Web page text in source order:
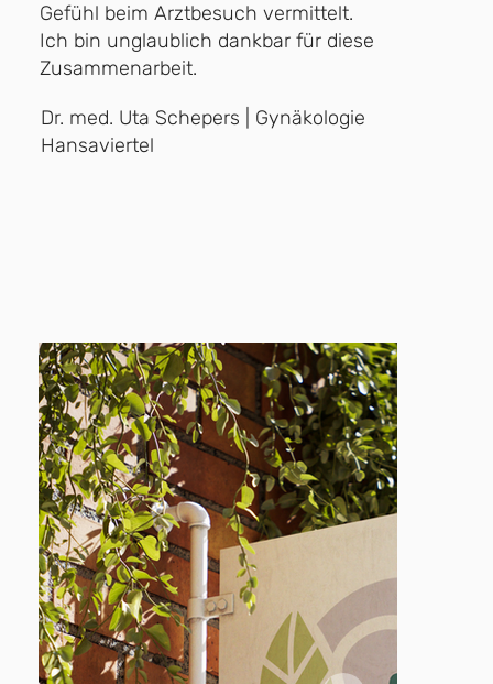
Gefühl beim Arztbesuch vermittelt.
Ich bin unglaublich dankbar für diese
Zusammenarbeit.
Dr. med. Uta Schepers | Gynäkologie
Hansaviertel